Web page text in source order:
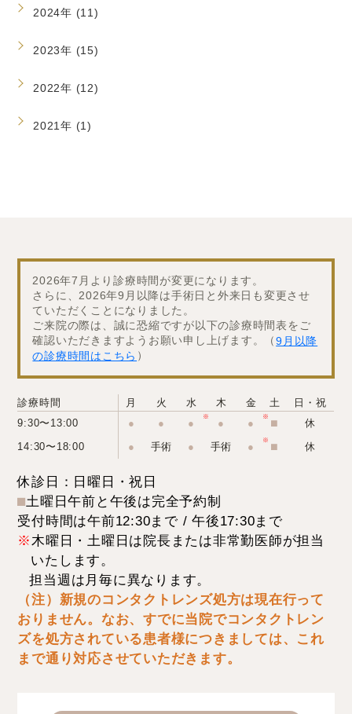
2024年 (11)
2023年 (15)
2022年 (12)
2021年 (1)
2026年7月より診療時間が変更になります。
さらに、2026年9月以降は手術日と外来日も変更させ
ていただくことになりました。
ご来院の際は、誠に恐縮ですが以下の診療時間表をご
確認いただきますようお願い申し上げます。（9月以降
の診療時間はこちら ）
診療時間 月 火 水 木 金 土
日・祝
9:30〜13:00
● ● ● ● ● ⬛︎
休
14:30〜18:00
● 手術 ● 手術 ● ⬛︎ 休
休診日：日曜日・祝日
⬛︎土曜日午前と午後は完全予約制
受付時間は午前12:30まで / 午後17:30まで
※木曜日・土曜日は院長または非常勤医師が担当
いたします。
担当週は月毎に異なります。
（注）新規のコンタクトレンズ処方は現在行って
おりません。なお、すでに当院でコンタクトレン
ズを処方されている患者様につきましては、これ
まで通り対応させていただきます。